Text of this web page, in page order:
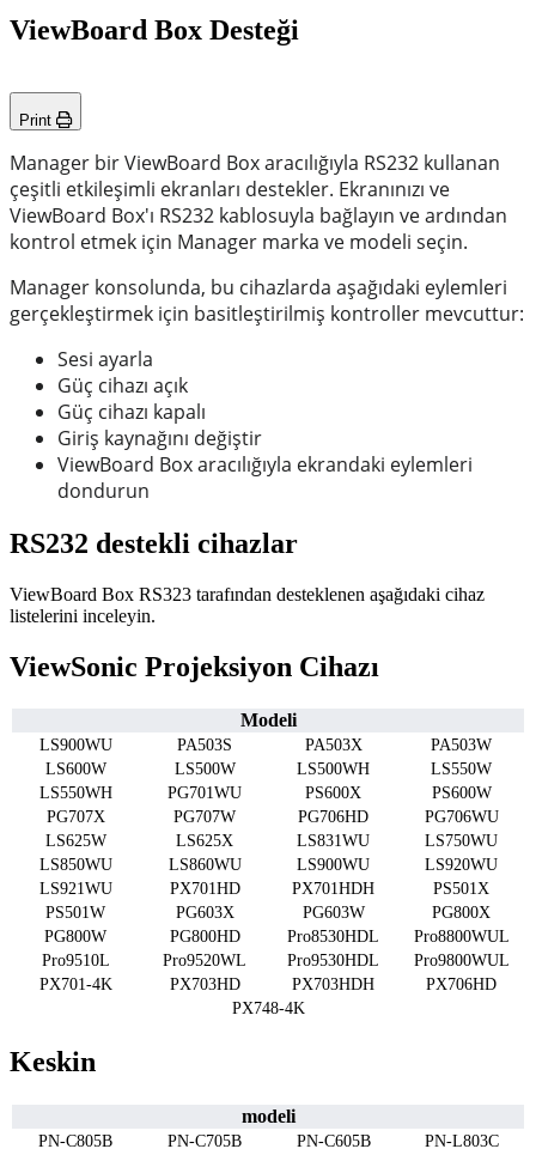
ViewBoard Box Desteği
Print
Manager bir ViewBoard Box aracılığıyla RS232 kullanan
çeşitli etkileşimli ekranları destekler. Ekranınızı ve
ViewBoard Box'ı RS232 kablosuyla bağlayın ve ardından
kontrol etmek için Manager marka ve modeli seçin.
Manager konsolunda, bu cihazlarda aşağıdaki eylemleri
gerçekleştirmek için basitleştirilmiş kontroller mevcuttur:
Sesi ayarla
Güç cihazı açık
Güç cihazı kapalı
Giriş kaynağını değiştir
ViewBoard Box aracılığıyla ekrandaki eylemleri
dondurun
RS232 destekli cihazlar
ViewBoard Box RS323 tarafından desteklenen aşağıdaki cihaz
listelerini inceleyin.
ViewSonic Projeksiyon Cihazı
Modeli
LS900WU PA503S PA503X
PA503W
LS600W
LS500W LS500WH
LS550W
LS550WH
PG701WU PS600X
PS600W
PG707X
PG707W PG706HD
PG706WU
LS625W
LS625X LS831WU
LS750WU
LS850WU
LS860WU LS900WU
LS920WU
LS921WU
PX701HD PX701HDH
PS501X
PS501W
PG603X PG603W
PG800X
PG800W
PG800HD Pro8530HDL
Pro8800WUL
Pro9510L
Pro9520WL Pro9530HDL
Pro9800WUL
PX701-4K
PX703HD PX703HDH
PX706HD
PX748-4K
Keskin
modeli
PN-C805B PN-C705B PN-C605B PN-L803C